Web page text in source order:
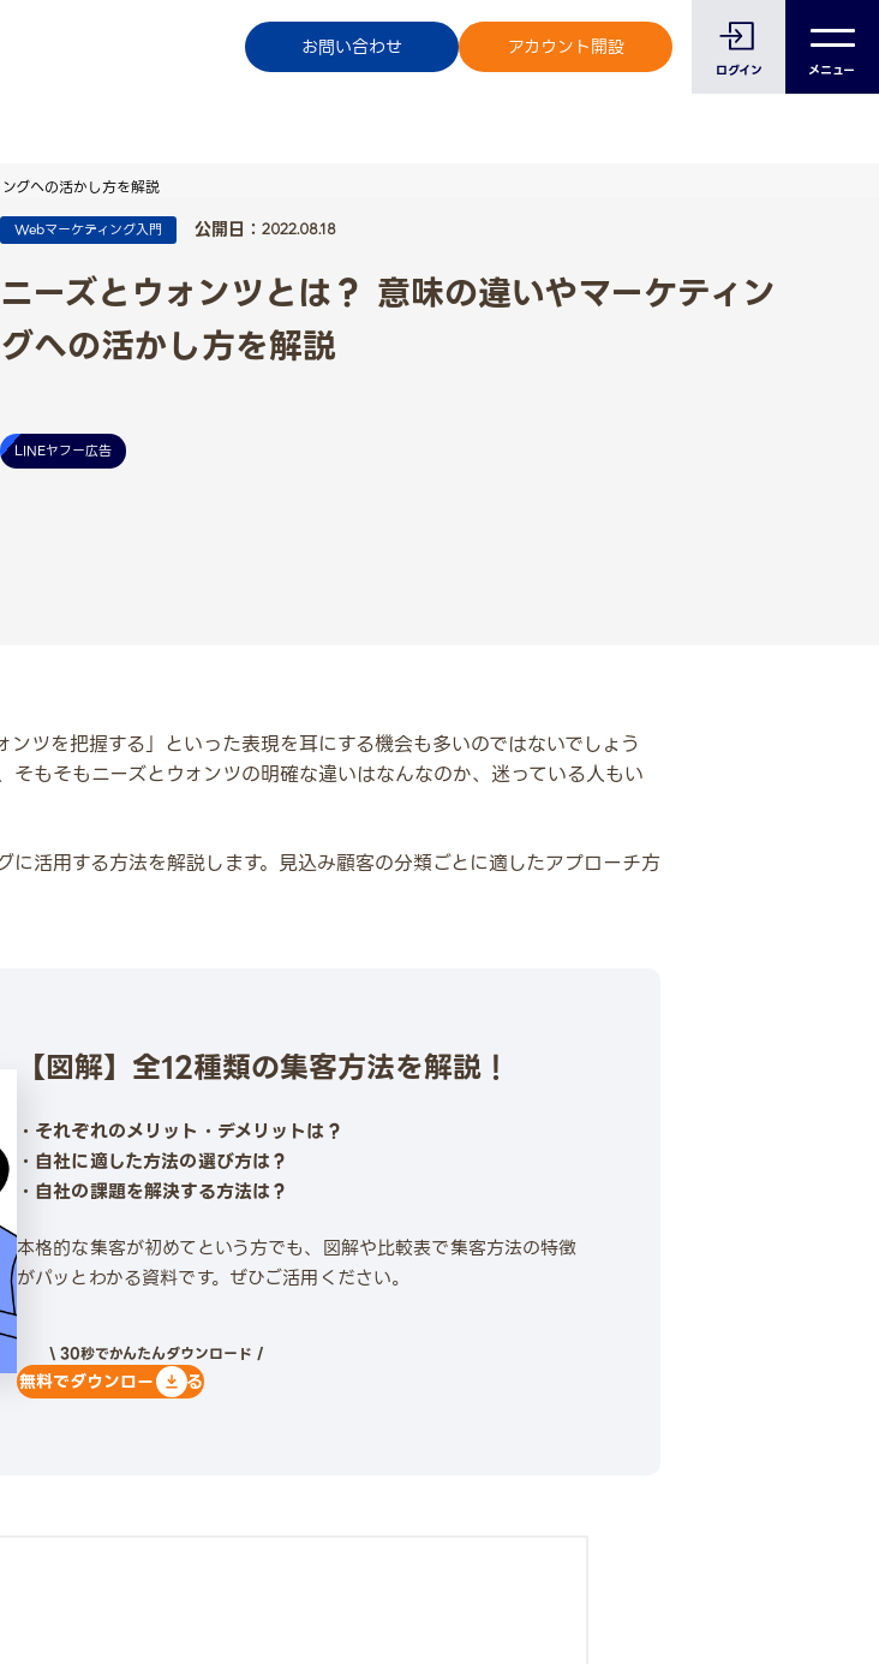
お問い合わせ アカウント開設
ログイン メニュー
ご利用中のお客様へ
グへの活かし方を解説
Webマーケティング入門 公開日： 2022.08.18
ニーズとウォンツとは？ 意味の違いやマーケティン
グへの活かし方を解説
LINEヤフー広告
ツを把握する」といった表現を耳にする機会も多いのではないでしょう
もそもニーズとウォンツの明確な違いはなんなのか、迷っている人もい
活用する方法を解説します。見込み顧客の分類ごとに適したアプローチ方
【図解】全12種類の集客方法を解説！
・それぞれのメリット・デメリットは？
・自社に適した方法の選び方は？
・自社の課題を解決する方法は？
本格的な集客が初めてという方でも、図解や比較表で集客方法の特徴
がパッとわかる資料です。ぜひご活用ください。
\ 30秒でかんたんダウンロード /
無料でダウンロードする